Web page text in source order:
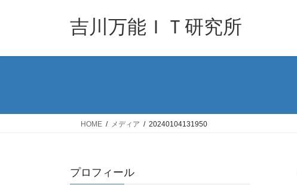
吉川万能ＩＴ研究所
HOME メディア 20240104131950
プロフィール